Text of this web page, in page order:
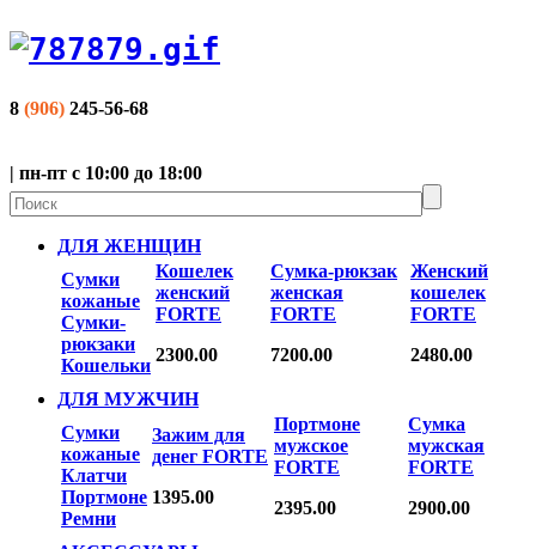
8 (906) 245-56-68
| пн-пт с 10:00 до 18:00
ДЛЯ ЖЕНЩИН
Сумки
кожаные
Сумки-
рюкзаки
Кошельки
Кошелек
женский
FORTE
2300.00
Сумка-рюкзак
женская
FORTE
7200.00
Женский
кошелек
FORTE
2480.00
ДЛЯ МУЖЧИН
Сумки
кожаные
Клатчи
Портмоне
Ремни
Зажим для
денег FORTE
1395.00
Портмоне
мужское
FORTE
2395.00
Сумка
мужская
FORTE
2900.00